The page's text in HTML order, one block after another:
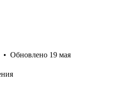
• Обновлено 19 мая